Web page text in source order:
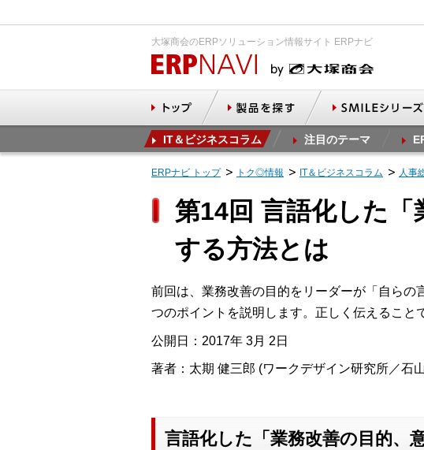
大塚商会のERPソリューション情報サイト ERPナビ
IT＆ビジネスコラム 注目のテーマ
ERPナビ トップ トク◎情報 IT＆ビジネスコラム 人事
第14回 言語化した
する方法とは
前回は、業務改善の目的をリーダーが「自ら
つのポイントを説明します。正しく伝えること
公開日：2017年 3月 2日
著者：太期 健三郎 (ワークデザイン研究所／石
言語化した「業務改善の目的、